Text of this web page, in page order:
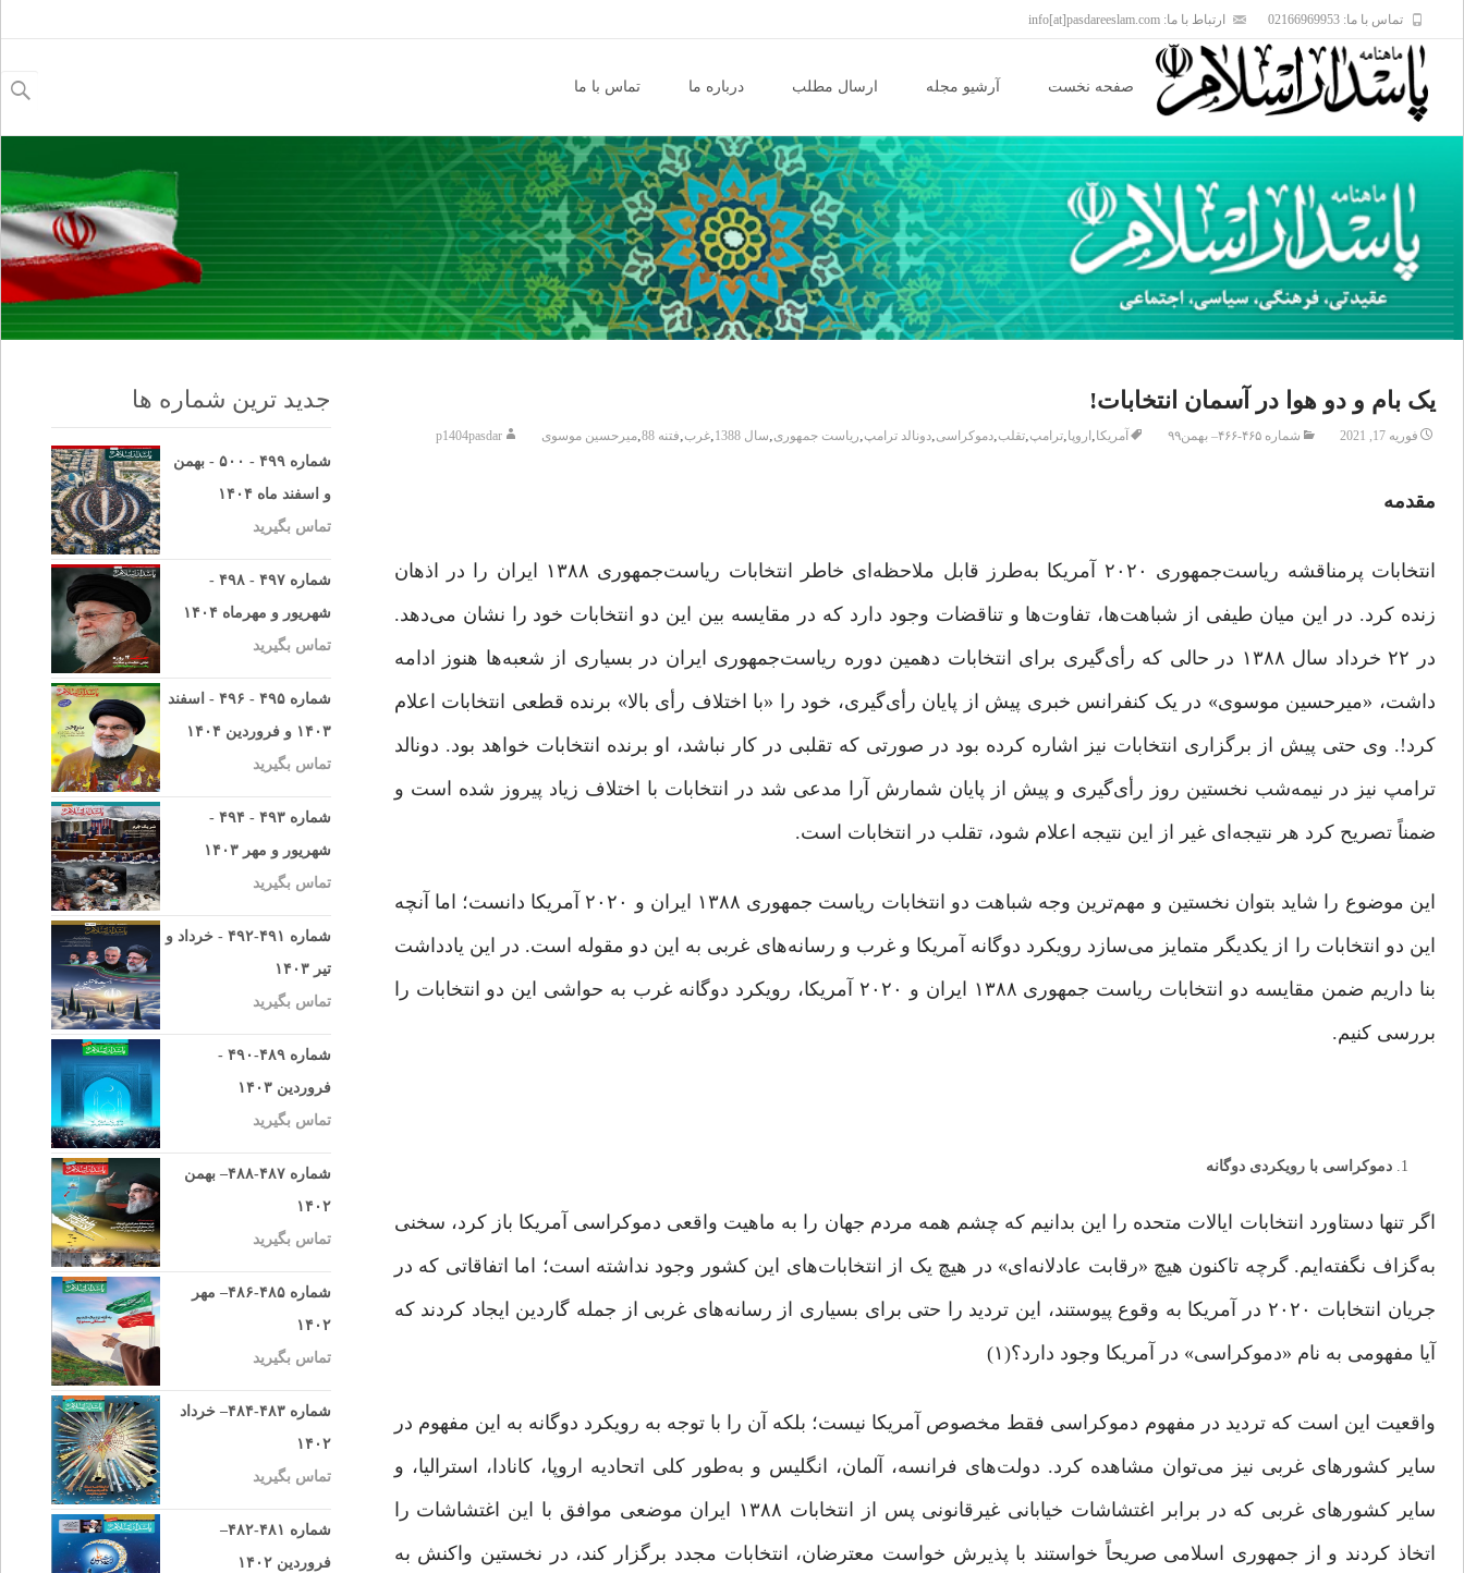
تماس با ما: 02166969953 ارتباط با ما: info[at]pasdareeslam.com
content
صفحه نخست آرشیو مجله ارسال مطلب درباره ما تماس با ما
برای:
یک بام و دو هوا در آسمان انتخابات!
فوریه 17, 2021 شماره ۴۶۵-۴۶۶– بهمن۹۹ آمریکا, اروپا,ترامپ,تقلب,دموکراسی,دونالد ترامپ,ریاست جمهوری,سال 1388 ,غرب,فتنه 88 ,میرحسین موسوی p1404pasdar
مقدمه
انتخابات پرمناقشه ریاست‌جمهوری ۲۰۲۰ آمریکا به‌طرز قابل ملاحظه‌ای خاطر انتخابات ریاست‌جمهوری ۱۳۸۸ ایران را در اذهان
زنده کرد. در این میان طیفی از شباهت‌ها، تفاوت‌ها و تناقضات وجود دارد که در مقایسه بین این دو انتخابات خود را نشان می‌دهد.
در ۲۲ خرداد سال ۱۳۸۸ در حالی که رأی‌گیری برای انتخابات دهمین دوره ریاست‌جمهوری ایران در بسیاری از شعبه‌ها هنوز ادامه
داشت، «میرحسین موسوی» در یک کنفرانس خبری پیش از پایان رأی‌گیری، خود را «با اختلاف رأی بالا» برنده قطعی انتخابات اعلام
کرد!. وی حتی پیش از برگزاری انتخابات نیز اشاره کرده بود در صورتی که تقلبی در کار نباشد، او برنده انتخابات خواهد بود. دونالد
ترامپ نیز در نیمه‌شب نخستین روز رأی‌گیری و پیش از پایان شمارش ‌آرا مدعی شد در انتخابات با اختلاف زیاد پیروز شده است و
ضمناً تصریح کرد هر نتیجه‌ای غیر از این نتیجه اعلام شود، تقلب در انتخابات است.
این موضوع را شاید بتوان نخستین و مهم‌ترین وجه شباهت دو انتخابات ریاست ‌جمهوری ۱۳۸۸ ایران و ۲۰۲۰ آمریکا دانست؛ اما آنچه
این دو انتخابات را از یکدیگر متمایز می‌سازد رویکرد دوگانه آمریکا و غرب و رسانه‌های غربی به این دو مقوله است. در این یادداشت
بنا داریم ضمن مقایسه دو انتخابات ریاست‌ جمهوری ۱۳۸۸ ایران و ۲۰۲۰ آمریکا، رویکرد دوگانه غرب به حواشی این دو انتخابات را
بررسی کنیم.
دموکراسی با رویکردی دوگانه
اگر تنها دستاورد انتخابات ایالات متحده را این بدانیم که چشم همه مردم جهان را به ماهیت واقعی دموکراسی آمریکا باز کرد، سخنی
به‌گزاف نگفته‌ایم. گرچه تاکنون هیچ «رقابت عادلانه‌ای» در هیچ یک از انتخابات‌های این کشور وجود نداشته است؛ اما اتفاقاتی که در
جریان انتخابات ۲۰۲۰ در آمریکا به وقوع پیوستند، این تردید را حتی برای بسیاری از رسانه‌های غربی از جمله گاردین ایجاد کردند که
آیا مفهومی به نام «دموکراسی» در آمریکا وجود دارد؟(۱)
واقعیت این است که تردید در مفهوم دموکراسی فقط مخصوص آمریکا نیست؛ بلکه آن را با توجه به رویکرد دوگانه به این مفهوم در
سایر کشورهای غربی نیز می‌توان مشاهده کرد. دولت‌های فرانسه، آلمان، انگلیس و به‌طور کلی اتحادیه اروپا، کانادا، استرالیا، و
سایر کشورهای غربی که در برابر اغتشاشات خیابانی غیرقانونی پس از انتخابات ۱۳۸۸ ایران موضعی موافق با این اغتشاشات را
اتخاذ کردند و از جمهوری‌ اسلامی صریحاً خواستند با پذیرش خواست معترضان، انتخابات مجدد برگزار کند، در نخستین واکنش به
جدید ترین شماره ها
شماره ۴۹۹ - ۵۰۰ - بهمن
و اسفند ماه ۱۴۰۴
تماس بگیرید
شماره ۴۹۷ - ۴۹۸ -
شهریور و مهرماه ۱۴۰۴
تماس بگیرید
شماره ۴۹۵ - ۴۹۶ - اسفند
۱۴۰۳ و فروردین ۱۴۰۴
تماس بگیرید
شماره ۴۹۳ - ۴۹۴ -
شهریور و مهر ۱۴۰۳
تماس بگیرید
شماره ۴۹۱-۴۹۲ - خرداد و
تیر ۱۴۰۳
تماس بگیرید
شماره ۴۸۹-۴۹۰ -
فروردین ۱۴۰۳
تماس بگیرید
شماره ۴۸۷-۴۸۸– بهمن
۱۴۰۲
تماس بگیرید
شماره ۴۸۵-۴۸۶– مهر
۱۴۰۲
تماس بگیرید
شماره ۴۸۳-۴۸۴– خرداد
۱۴۰۲
تماس بگیرید
شماره ۴۸۱-۴۸۲–
فروردین ۱۴۰۲